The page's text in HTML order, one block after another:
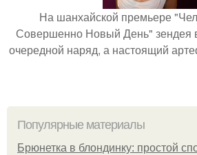
На шанхайской премьере
Совершенно Новый День" зендея
очередной наряд, а настоящий
Популярные материалы
Брюнетка в блондинку: простой